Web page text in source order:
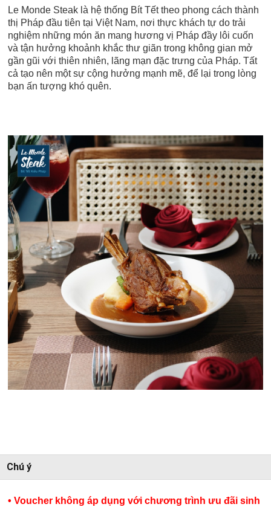
Le Monde Steak là hệ thống Bít Tết theo phong cách thành
thị Pháp đầu tiên tại Việt Nam, nơi thực khách tự do trải
nghiệm những món ăn mang hương vị Pháp đầy lôi cuốn
và tận hưởng khoảnh khắc thư giãn trong không gian mở
gần gũi với thiên nhiên, lãng mạn đặc trưng của Pháp. Tất
cả tạo nên một sự cộng hưởng mạnh mẽ, để lại trong lòng
bạn ấn tượng khó quên.
Chú ý
• Voucher không áp dụng với chương trình ưu đãi sinh